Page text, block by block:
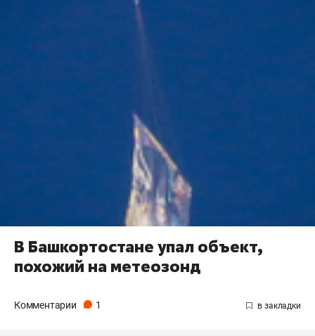
В Башкортостане упал объект,
похожий на метеозонд
Комментарии 1